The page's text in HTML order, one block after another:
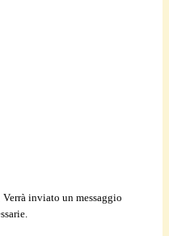
Verrà inviato un messaggio